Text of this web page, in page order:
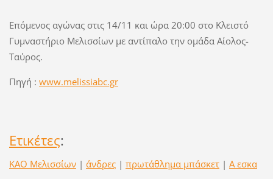
Επόμενος αγώνας στις 14/11 και ώρα 20:00 στo Κλειστό
Γυμναστήριο Μελισσίων με αντίπαλο την ομάδα Αίολος-
Ταύρος.
Πηγή : www.melissiabc.gr
Ετικέτες:
ΚΑΟ Μελισσίων | άνδρες | πρωτάθλημα μπάσκετ | Α εσκα